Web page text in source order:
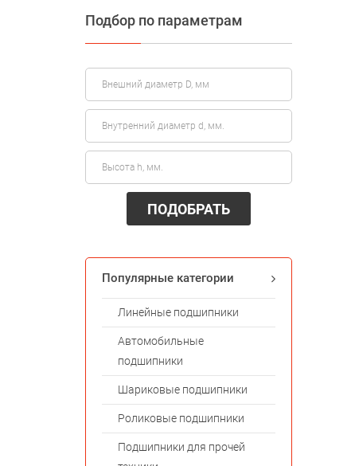
Подбор по параметрам
ПОДОБРАТЬ
Популярные категории
Линейные подшипники
Автомобильные
подшипники
Шариковые подшипники
Роликовые подшипники
Подшипники для прочей